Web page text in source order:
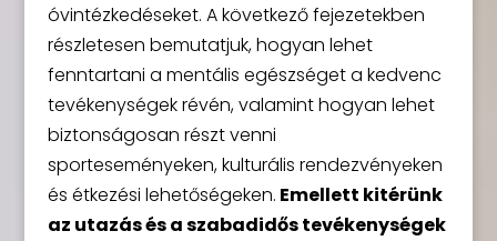
óvintézkedéseket. A következő fejezetekben
részletesen bemutatjuk, hogyan lehet
fenntartani a mentális egészséget a kedvenc
tevékenységek révén, valamint hogyan lehet
biztonságosan részt venni
sporteseményeken, kulturális rendezvényeken
és étkezési lehetőségeken. Emellett kitérünk
az utazás és a szabadidős tevékenységek